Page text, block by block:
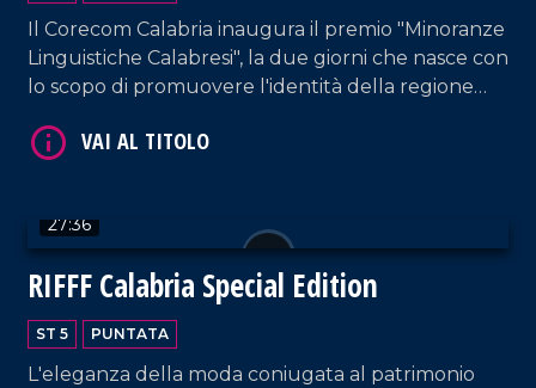
Il Corecom Calabria inaugura il premio "Minoranze
Linguistiche Calabresi", la due giorni che nasce con
lo scopo di promuovere l'identità della regione
27:36
RIFFF Calabria Special Edition
ST 5 PUNTATA
L'eleganza della moda coniugata al patrimonio
VAI AL TITOLO